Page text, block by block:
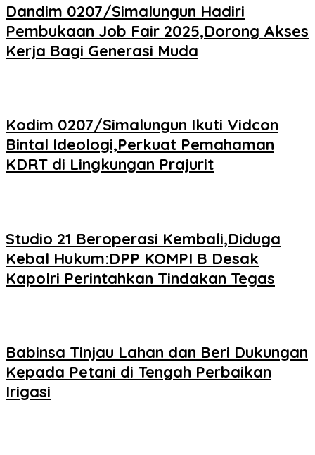
Dandim 0207/Simalungun Hadiri
Pembukaan Job Fair 2025,Dorong Akses
Kerja Bagi Generasi Muda
Kodim 0207/Simalungun Ikuti Vidcon
Bintal Ideologi,Perkuat Pemahaman
KDRT di Lingkungan Prajurit
Studio 21 Beroperasi Kembali,Diduga
Kebal Hukum:DPP KOMPI B Desak
Kapolri Perintahkan Tindakan Tegas
Babinsa Tinjau Lahan dan Beri Dukungan
Kepada Petani di Tengah Perbaikan
Irigasi